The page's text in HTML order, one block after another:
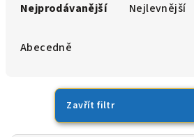
Nejprodávanější Nejlevnější
Abecedně
Zavřít filtr